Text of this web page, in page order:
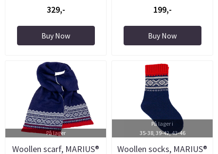
329,-
Buy Now
199,-
Buy Now
På lager
Woollen scarf, MARIUS®
På lager i
35-38, 39-42, 43-46
Woollen socks, MARIUS®